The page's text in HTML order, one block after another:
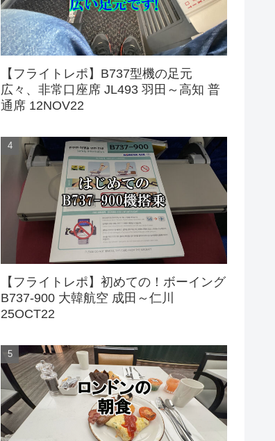
【フライトレポ】B737型機の足元
広々、非常口座席 JL493 羽田～高知 普
通席 12NOV22
【フライトレポ】初めての！ボーイング
B737-900 大韓航空 成田～仁川
25OCT22